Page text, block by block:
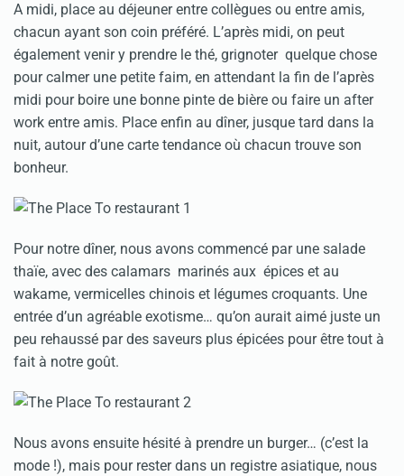
A midi, place au déjeuner entre collègues ou entre amis,
chacun ayant son coin préféré. L’après midi, on peut
également venir y prendre le thé, grignoter quelque chose
pour calmer une petite faim, en attendant la fin de l’après
midi pour boire une bonne pinte de bière ou faire un after
work entre amis. Place enfin au dîner, jusque tard dans la
nuit, autour d’une carte tendance où chacun trouve son
bonheur.
Pour notre dîner, nous avons commencé par une salade
thaïe, avec des calamars marinés aux épices et au
wakame, vermicelles chinois et légumes croquants. Une
entrée d’un agréable exotisme… qu’on aurait aimé juste un
peu rehaussé par des saveurs plus épicées pour être tout à
fait à notre goût.
Nous avons ensuite hésité à prendre un burger… (c’est la
mode !), mais pour rester dans un registre asiatique, nous